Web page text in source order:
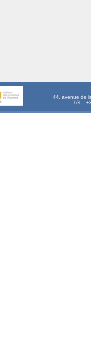
44, avenue de
Tél. :